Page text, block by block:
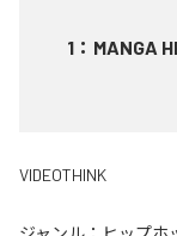
1 ： MANGA
VIDEOTHINK